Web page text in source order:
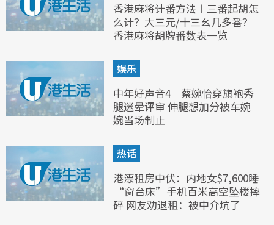
香港麻将计番方法︱三番起胡怎
么计？大三元/十三幺几多番？
香港麻将胡牌番数表一览
娱乐
中年好声音4｜蔡婉怡穿旗袍秀
腿迷晕评审 伸腿想加分被车婉
婉当场制止
热话
港漂租房中伏：内地女$7,600睡
“窗台床”手机百米高空坠楼摔
碎 网友劝退租：被中介坑了